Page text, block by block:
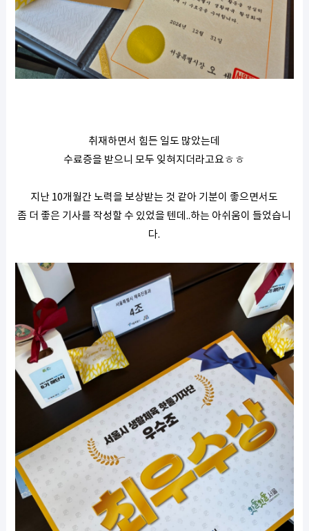
취재하면서 힘든 일도 많았는데
수료증을 받으니 모두 잊혀지더라고요ㅎㅎ
지난 10개월간 노력을 보상받는 것 같아 기분이 좋으면서도
좀 더 좋은 기사를 작성할 수 있었을 텐데..하는 아쉬움이 들었습니
다.